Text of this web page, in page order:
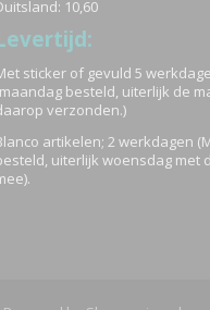
10,60
sticker of gevuld 5
besteld, uiterlijk de
verzonden.)
artikelen; 2 werkdagen
uiterlijk woensdag met